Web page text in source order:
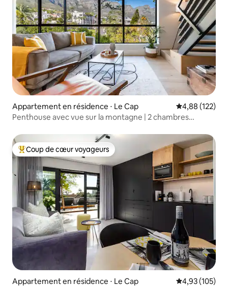
Appartement en résidence ⋅ Le Cap Évaluation
4,88 (122)
Penthouse avec vue sur la montagne | 2 chambres
Coups de cœur voyageurs les plus appréciés
Coup de cœur voyageurs
Appartement en résidence ⋅ Le Cap Évaluation
4,93 (105)